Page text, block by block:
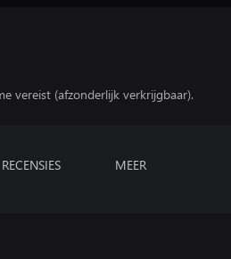
vereist (afzonderlijk verkrijgbaar).
RECENSIES MEER